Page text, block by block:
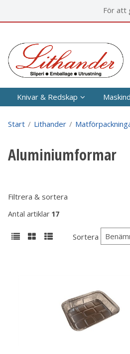
För att
Knivar & Redskap
Start / Lithander /
Aluminiumformar
Filtrera & sortera
Antal artiklar 17
Sortera